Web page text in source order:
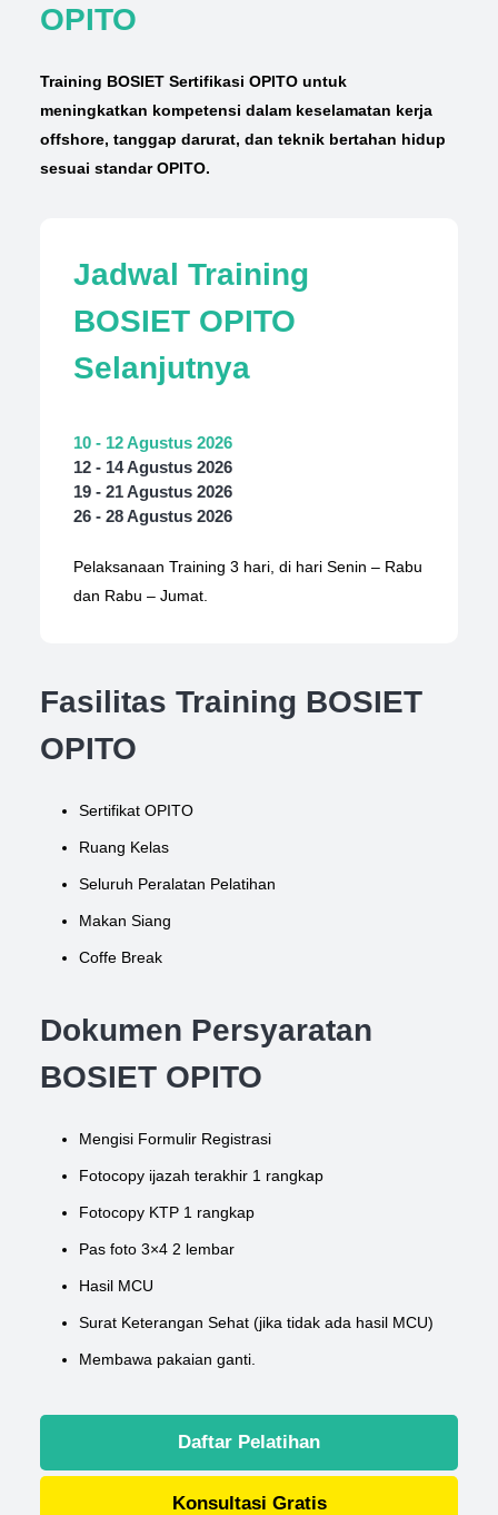
OPITO
Training BOSIET Sertifikasi OPITO untuk
meningkatkan kompetensi dalam keselamatan kerja
offshore, tanggap darurat, dan teknik bertahan hidup
sesuai standar OPITO.
Jadwal Training
BOSIET OPITO
Selanjutnya
10 - 12 Agustus 2026
12 - 14 Agustus 2026
19 - 21 Agustus 2026
26 - 28 Agustus 2026
Pelaksanaan Training 3 hari, di hari Senin – Rabu
dan Rabu – Jumat.
Fasilitas Training BOSIET
OPITO
Sertifikat OPITO
Ruang Kelas
Seluruh Peralatan Pelatihan
Makan Siang
Coffe Break
Dokumen Persyaratan
BOSIET OPITO
Mengisi Formulir Registrasi
Fotocopy ijazah terakhir 1 rangkap
Fotocopy KTP 1 rangkap
Pas foto 3×4 2 lembar
Hasil MCU
Surat Keterangan Sehat (jika tidak ada hasil MCU)
Membawa pakaian ganti.
Daftar Pelatihan
Konsultasi Gratis